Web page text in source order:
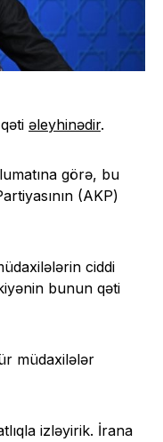
əleyhinədir.
görə, bu
(AKP)
ciddi
bunun qəti
müdaxilələr
izləyirik. İrana